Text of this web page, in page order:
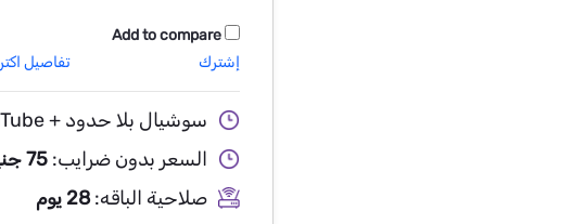
Add to compare
إشترك
تفاصيل اكتر
سوشيال بلا حدود + YouTube
السعر بدون ضرايب: 75 جنيه/شهر
صلاحية الباقه:28 يوم